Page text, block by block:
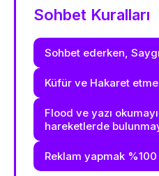
Sohbet Kuralları
Sohbet ederken,
Küfür ve Hakaret
Flood ve yazı okumayı
hareketlerde
Reklam yapmak